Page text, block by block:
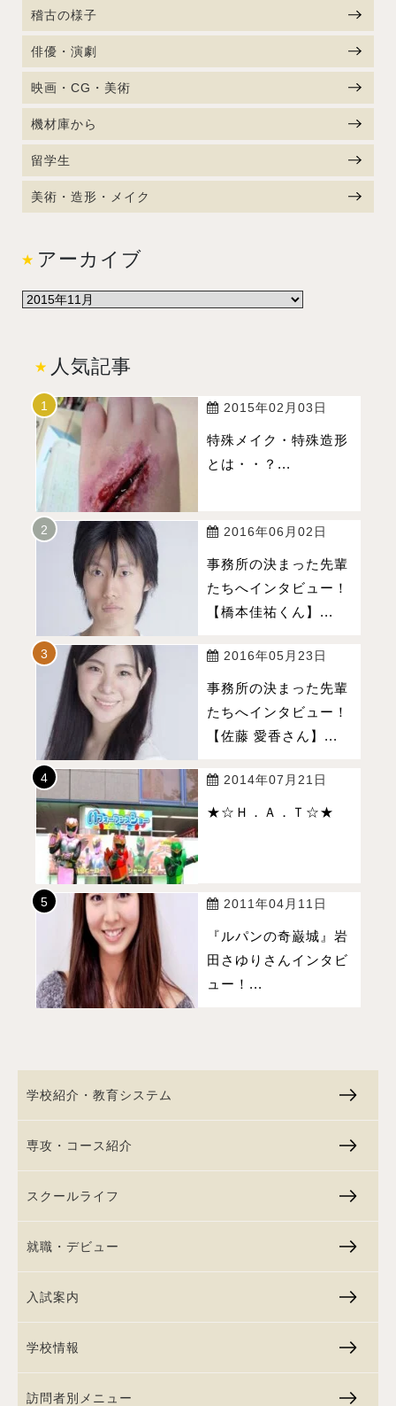
稽古の様子
俳優・演劇
映画・CG・美術
機材庫から
留学生
美術・造形・メイク
アーカイブ
人気記事
2015年02月03日
特殊メイク・特殊造形
とは・・？...
2016年06月02日
事務所の決まった先輩
たちへインタビュー！
【橋本佳祐くん】...
2016年05月23日
事務所の決まった先輩
たちへインタビュー！
【佐藤 愛香さん】...
2014年07月21日
★☆Ｈ．Ａ．Ｔ☆★
2011年04月11日
『ルパンの奇巌城』岩
田さゆりさんインタビ
ュー！...
学校紹介・教育システム
専攻・コース紹介
スクールライフ
就職・デビュー
入試案内
学校情報
訪問者別メニュー